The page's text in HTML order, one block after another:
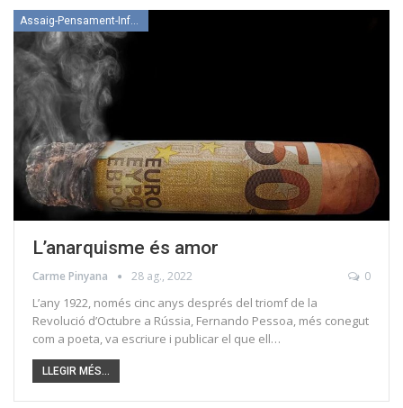
Assaig-Pensament-Informació
L’anarquisme és amor
Carme Pinyana 28 ag., 2022 0
L’any 1922, només cinc anys després del triomf de la
Revolució d’Octubre a Rússia, Fernando Pessoa, més conegut
com a poeta, va escriure i publicar el que ell…
LLEGIR MÉS...